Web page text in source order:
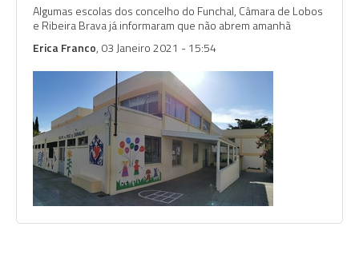
Algumas escolas dos concelho do Funchal, Câmara de Lobos
e Ribeira Brava já informaram que não abrem amanhã
Erica Franco, 03 Janeiro 2021 - 15:54